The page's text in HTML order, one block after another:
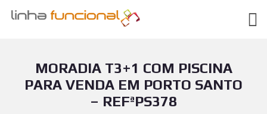
MORADIA T3+1 COM PISCINA
PARA VENDA EM PORTO SANTO
– REFªPS378